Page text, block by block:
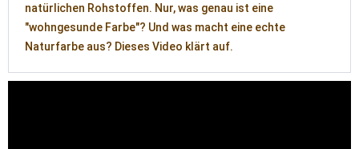
natürlichen Rohstoffen. Nur, was genau ist eine
"wohngesunde Farbe"? Und was macht eine echte
Naturfarbe aus? Dieses Video klärt auf.